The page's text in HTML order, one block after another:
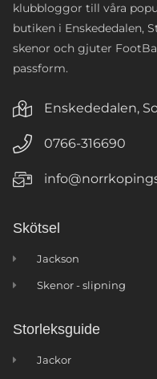
klubbloggor till våra
butiken i Enskededalen,
skenor och gjuter
passform.
Enskededalen,
0766-316690
Skötsel
Jackson
Skenor - slipning
Storleksguide
Jackor